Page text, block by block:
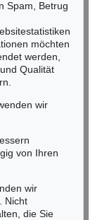
Spam, Betrug
möchten
werden,
Qualität
wir
von Ihren
wir
Nicht
die Sie